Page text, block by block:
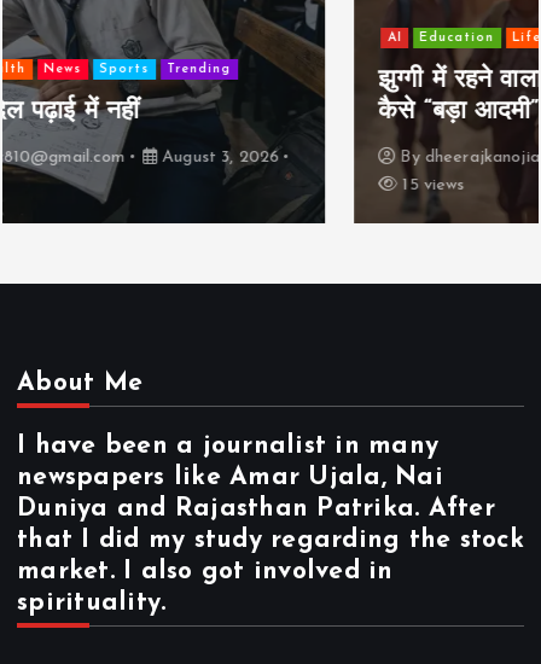
Education Lifestyle Mutual fund society Travel
झुग्गी में रहने वाला 10,000 कमाने वाले का बच्चा
कैसे “बड़ा आदमी” बन सकता है?
By dheerajkanojia810@gmail.com
August 2, 2026
15 views
About Me
I have been a journalist in many
newspapers like Amar Ujala, Nai
Duniya and Rajasthan Patrika. After
that I did my study regarding the stock
market. I also got involved in
spirituality.